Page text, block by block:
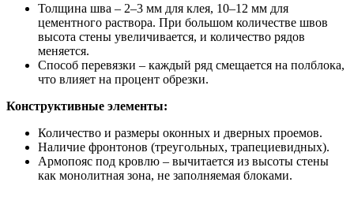
Толщина шва – 2–3 мм для клея, 10–12 мм для
цементного раствора. При большом количестве швов
высота стены увеличивается, и количество рядов
меняется.
Способ перевязки – каждый ряд смещается на полблока,
что влияет на процент обрезки.
Конструктивные элементы:
Количество и размеры оконных и дверных проемов.
Наличие фронтонов (треугольных, трапециевидных).
Армопояс под кровлю – вычитается из высоты стены
как монолитная зона, не заполняемая блоками.